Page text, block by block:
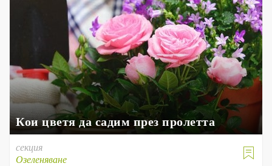
Кои цветя да садим през пролетта

секция
Озеленяване